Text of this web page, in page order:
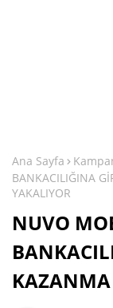
Ana Sayfa
BANKACILIĞINA
YAKALIYOR
NUVO